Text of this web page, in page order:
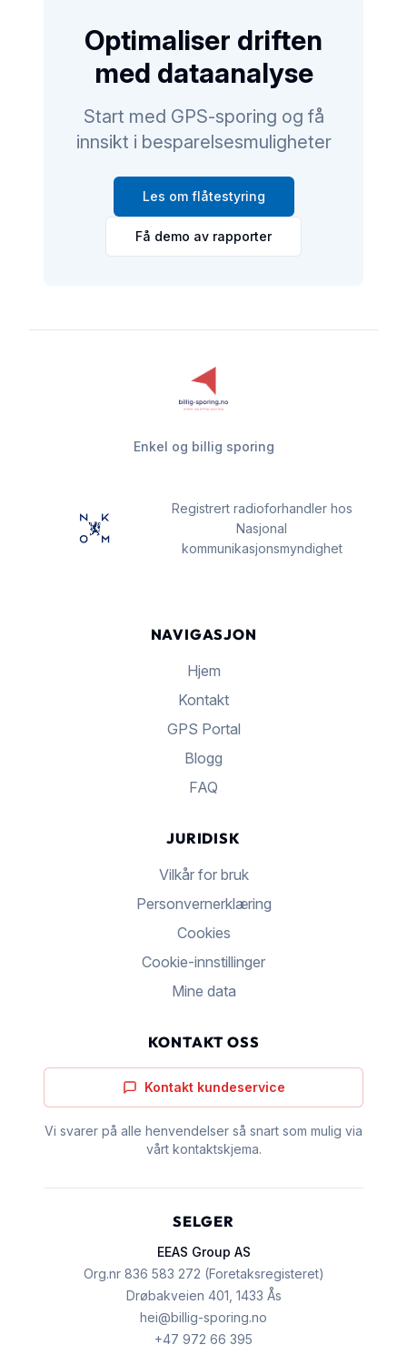
Optimaliser driften
med dataanalyse
Start med GPS-sporing og få
innsikt i besparelsesmuligheter
Les om flåtestyring
Få demo av rapporter
Enkel og billig sporing
Registrert radioforhandler hos
Nasjonal
kommunikasjonsmyndighet
NAVIGASJON
Hjem
Kontakt
GPS Portal
Blogg
FAQ
JURIDISK
Vilkår for bruk
Personvernerklæring
Cookies
Cookie-innstillinger
Mine data
KONTAKT OSS
Kontakt kundeservice
Vi svarer på alle henvendelser så snart som mulig via
vårt kontaktskjema.
SELGER
EEAS Group AS
Org.nr 836 583 272 (Foretaksregisteret)
Drøbakveien 401, 1433 Ås
hei@billig-sporing.no
+47 972 66 395